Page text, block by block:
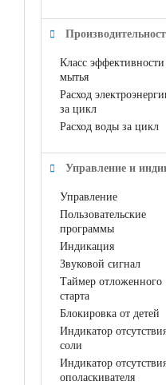
Класс эффективности
мытья
Расход
за цикл
Расход воды за цикл
Управление и
Управление
Пользовательские
программы
Индикация
Звуковой сигнал
Таймер отложенного
старта
Блокировка от детей
Индикатор
соли
Индикатор
ополаскивателя